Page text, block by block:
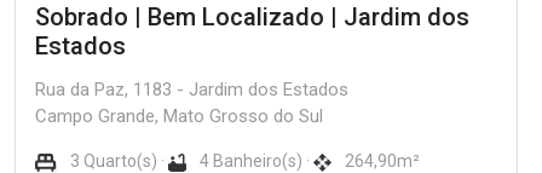
Sobrado | Bem Localizado | Jardim dos
Estados
Rua da Paz, 1183 - Jardim dos Estados
Campo Grande, Mato Grosso do Sul
3 Quarto(s) · 4 Banheiro(s) · 264,90m²